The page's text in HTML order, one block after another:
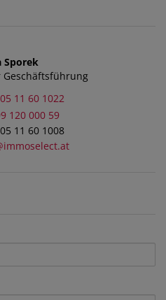
Sporek
11 60 1022
120 000 59
11 60 1008